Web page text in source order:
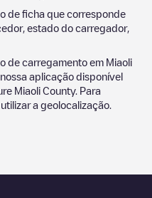
de ficha que corresponde
estado do carregador,
de carregamento em Miaoli
aplicação disponível
Miaoli County. Para
a geolocalização.